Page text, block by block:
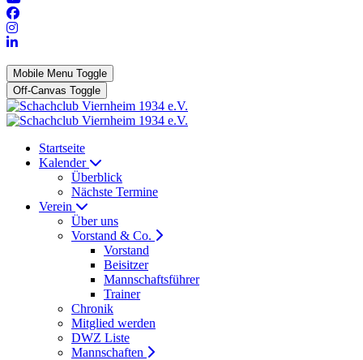
Mobile Menu Toggle
Off-Canvas Toggle
Startseite
Kalender
Überblick
Nächste Termine
Verein
Über uns
Vorstand & Co.
Vorstand
Beisitzer
Mannschaftsführer
Trainer
Chronik
Mitglied werden
DWZ Liste
Mannschaften